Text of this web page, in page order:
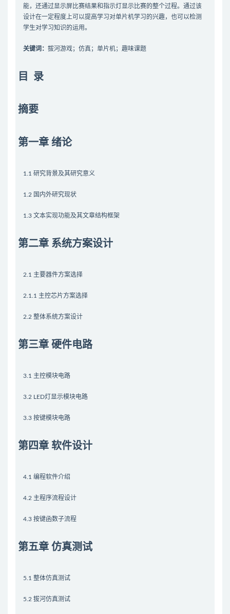
能，还通过显示屏比赛结果和指示灯显示比赛的整个过程。通过该
设计在一定程度上可以提高学习对单片机学习的兴趣，也可以检测
学生对学习知识的运用。
关键词： 拔河游戏；仿真；单片机；趣味课题
目 录
摘要
第一章 绪论
1.1 研究背景及其研究意义
1.2 国内外研究现状
1.3 文本实现功能及其文章结构框架
第二章 系统方案设计
2.1 主要器件方案选择
2.1.1 主控芯片方案选择
2.2 整体系统方案设计
第三章 硬件电路
3.1 主控模块电路
3.2 LED灯显示模块电路
3.3 按键模块电路
第四章 软件设计
4.1 编程软件介绍
4.2 主程序流程设计
4.3 按键函数子流程
第五章 仿真测试
5.1 整体仿真测试
5.2 拔河仿真测试